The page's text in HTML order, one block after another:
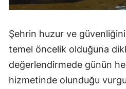
Şehrin huzur ve
temel öncelik olduğuna
değerlendirmede günün
hizmetinde olunduğu